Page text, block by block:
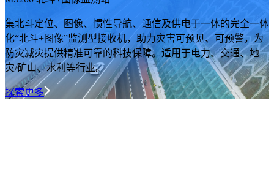
集北斗定位、图像、惯性导航、通信及供电于一体的完全一体
化“北斗+图像”监测型接收机，助力灾害可预见、可预警，为
防灾减灾提供精准可靠的科技保障。适用于电力、交通、地
灾/矿山、水利等行业。
探索更多